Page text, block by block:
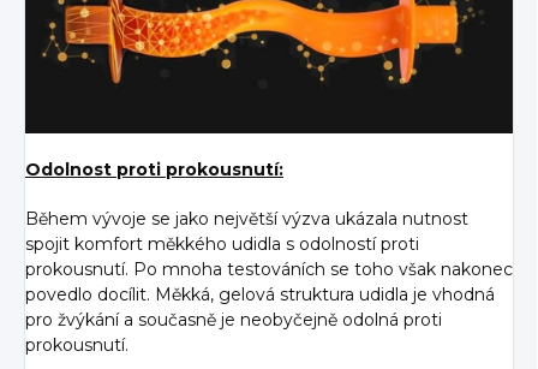
Odolnost proti prokousnutí:
Během vývoje se jako největší výzva ukázala nutnost
spojit komfort měkkého udidla s odolností proti
prokousnutí. Po mnoha testováních se toho však nakonec
povedlo docílit. Měkká, gelová struktura udidla je vhodná
pro žvýkání a současně je neobyčejně odolná proti
prokousnutí.